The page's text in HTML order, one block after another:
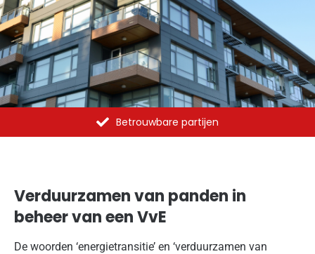
Verduurzamen van panden in
beheer van een VvE
De woorden ‘energietransitie’ en ‘verduurzamen van